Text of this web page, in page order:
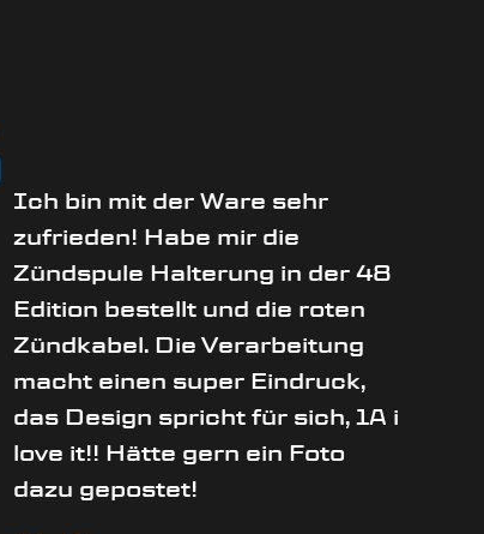
Ich bin mit der Ware sehr
zufrieden! Habe mir die
Zündspule Halterung in der 48
Edition bestellt und die roten
Zündkabel. Die Verarbeitung
macht einen super Eindruck,
das Design spricht für sich, 1A i
love it!! Hätte gern ein Foto
dazu gepostet!